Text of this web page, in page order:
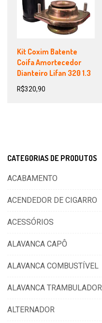
Kit Coxim Batente
Coifa Amortecedor
Dianteiro Lifan 320 1.3
R$320,90
CATEGORIAS DE PRODUTOS
ACABAMENTO
ACENDEDOR DE CIGARRO
ACESSÓRIOS
ALAVANCA CAPÔ
ALAVANCA COMBUSTÍVEL
ALAVANCA TRAMBULADOR
ALTERNADOR